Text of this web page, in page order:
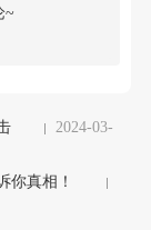
~
2024-03-
你真相！